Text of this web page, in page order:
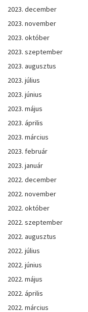
2023. december
2023. november
2023. október
2023. szeptember
2023. augusztus
2023. július
2023. június
2023. május
2023. április
2023. március
2023. február
2023. január
2022. december
2022. november
2022. október
2022. szeptember
2022. augusztus
2022. július
2022. június
2022. május
2022. április
2022. március